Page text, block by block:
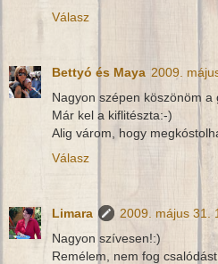
Válasz
Bettyó és Maya 2009.
Nagyon szépen köszönöm a
Már kel a kiflitészta:-)
Alig várom, hogy
Válasz
Limara
2009. május 31.
Nagyon szívesen!:)
Remélem, nem fog